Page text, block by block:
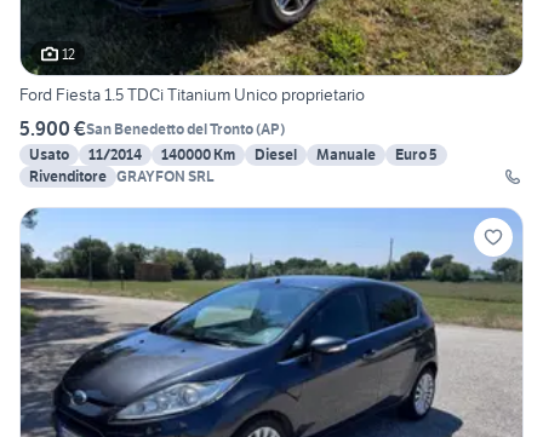
12
Ford Fiesta 1.5 TDCi Titanium Unico proprietario
5.900 €San Benedetto del Tronto(AP)
Usato
11/2014 140000 Km Diesel Manuale
Euro 5
Rivenditore GRAYFON SRL